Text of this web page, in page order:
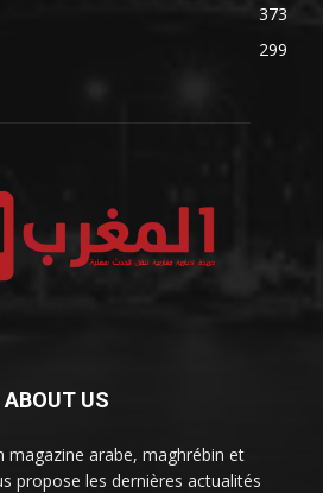
373
299
ABOUT US
magazine arabe, maghrébin et
propose les dernières actualités